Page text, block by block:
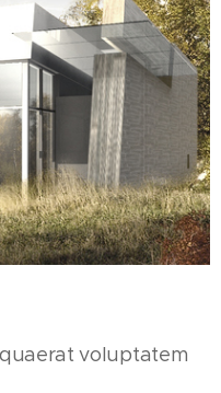
voluptatem